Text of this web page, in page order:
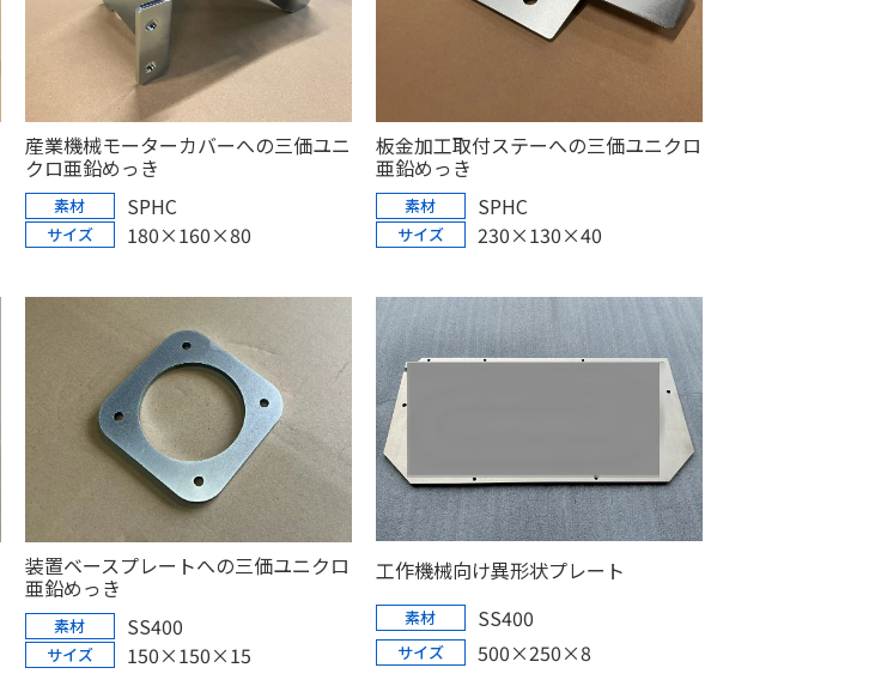
産業機械モーターカバーへの三価ユニ
クロ亜鉛めっき
素材 SPHC
サイズ 180×160×80
板金加工取付ステーへの三価ユニクロ
亜鉛めっき
素材 SPHC
サイズ 230×130×40
装置ベースプレートへの三価ユニクロ
亜鉛めっき
素材 SS400
サイズ 150×150×15
工作機械向け異形状プレート
素材 SS400
サイズ 500×250×8